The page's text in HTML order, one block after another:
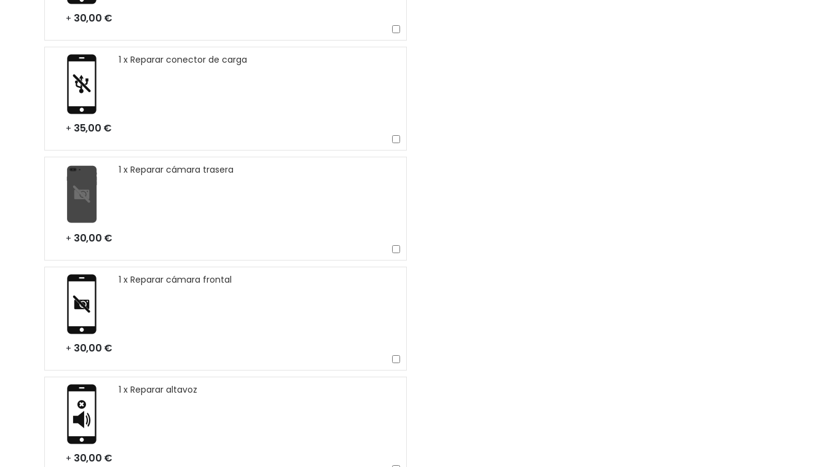
+ 30,00 €
1 x Reparar conector de carga
+ 35,00 €
1 x Reparar cámara trasera
+ 30,00 €
1 x Reparar cámara frontal
+ 30,00 €
1 x Reparar altavoz
+ 30,00 €